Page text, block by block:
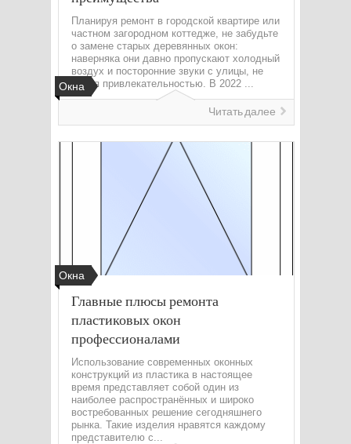
Окна
Планируя ремонт в городской квартире или
частном загородном коттедже, не забудьте
о замене старых деревянных окон:
наверняка они давно пропускают холодный
воздух и посторонние звуки с улицы, не
радуя привлекательностью. В 2022 ...
Читать далее
Окна
Главные плюсы ремонта
пластиковых окон
профессионалами
Использование современных оконных
конструкций из пластика в настоящее
время представляет собой один из
наиболее распространённых и широко
востребованных решение сегодняшнего
рынка. Такие изделия нравятся каждому
представителю с...